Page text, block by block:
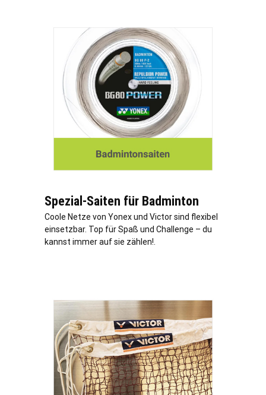
Spezial-Saiten für Badminton
Coole Netze von Yonex und Victor sind flexibel
einsetzbar. Top für Spaß und Challenge – du
kannst immer auf sie zählen!.